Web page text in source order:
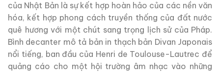
của Nhật Bản là sự kết hợp hoàn hảo của các nền văn
hóa, kết hợp phong cách truyền thống của đất nước
quê hương với một chút sang trọng lịch sử của Pháp.
Bình decanter mô tả bản in thạch bản Divan Japonais
nổi tiếng, ban đầu của Henri de Toulouse-Lautrec để
quảng cáo cho một hội trường âm nhạc vào những